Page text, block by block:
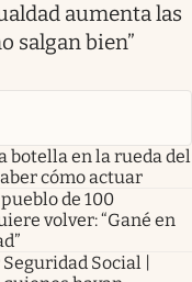
aumenta las
salgan bien”
botella en la rueda del
cómo actuar
de 100
volver: “Gané en
Social |